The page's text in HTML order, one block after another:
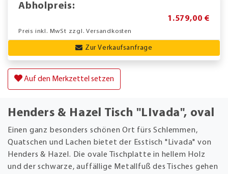
Abholpreis:
1.579,00 €
Preis inkl. MwSt zzgl. Versandkosten
Zur Verkaufsanfrage
Auf den Merkzettel setzen
Henders & Hazel Tisch "LIvada", oval
Einen ganz besonders schönen Ort fürs Schlemmen,
Quatschen und Lachen bietet der Esstisch "Livada" von
Henders & Hazel. Die ovale Tischplatte in hellem Holz
und der schwarze, auffällige Metallfuß des Tisches gehen